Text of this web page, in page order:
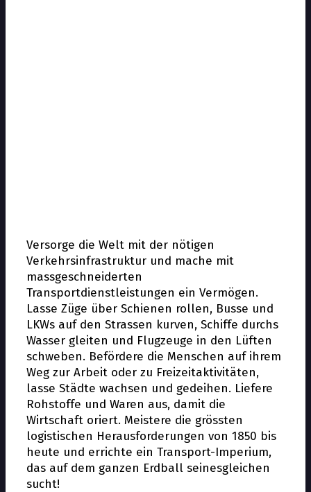
Versorge die Welt mit der nötigen
Verkehrsinfrastruktur und mache mit
massgeschneiderten
Transportdienstleistungen ein Vermögen.
Lasse Züge über Schienen rollen, Busse und
LKWs auf den Strassen kurven, Schiffe durchs
Wasser gleiten und Flugzeuge in den Lüften
schweben. Befördere die Menschen auf ihrem
Weg zur Arbeit oder zu Freizeitaktivitäten,
lasse Städte wachsen und gedeihen. Liefere
Rohstoffe und Waren aus, damit die
Wirtschaft floriert. Meistere die grössten
logistischen Herausforderungen von 1850 bis
heute und errichte ein Transport-Imperium,
das auf dem ganzen Erdball seinesgleichen
sucht!